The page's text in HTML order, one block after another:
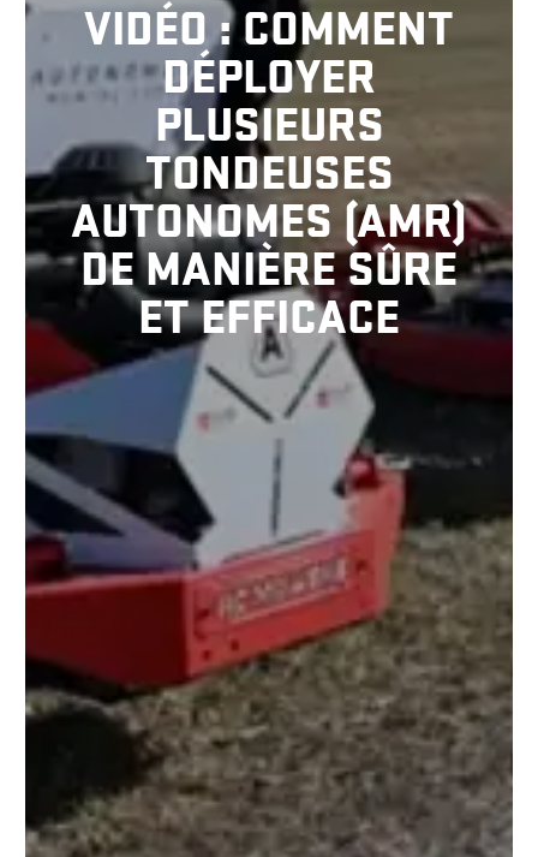
VIDÉO : COMMENT
DÉPLOYER
PLUSIEURS
TONDEUSES
AUTONOMES (AMR)
DE MANIÈRE SÛRE
ET EFFICACE